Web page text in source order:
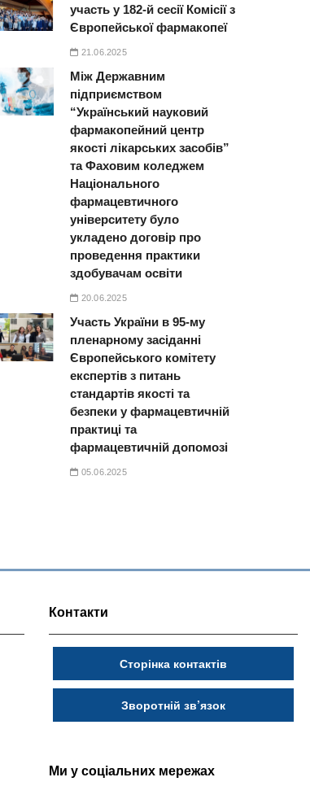
участь у 182-й сесії Комісії з
Європейської фармакопеї
21.06.2025
Між Державним
підприємством
“Український науковий
фармакопейний центр
якості лікарських засобів”
та Фаховим коледжем
Національного
фармацевтичного
університету було
укладено договір про
проведення практики
здобувачам освіти
20.06.2025
Участь України в 95-му
пленарному засіданні
Європейського комітету
експертів з питань
стандартів якості та
безпеки у фармацевтичній
практиці та
фармацевтичній допомозі
05.06.2025
Контакти
Сторінка контактів
Зворотній зв’язок
Ми у соціальних мережах